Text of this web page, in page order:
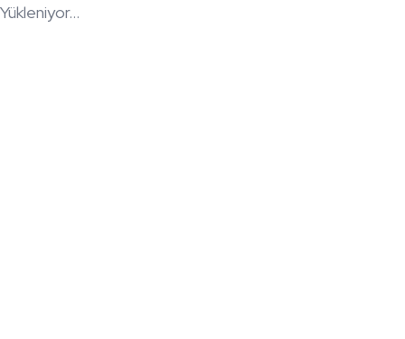
Yükleniyor...